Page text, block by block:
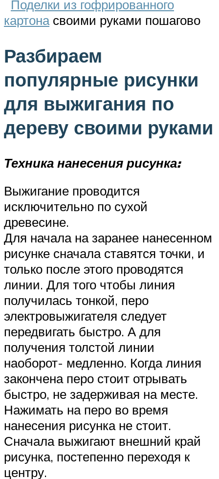
Поделки из гофрированного
картонасвоими руками пошагово
Разбираем
популярные рисунки
для выжигания по
дереву своими руками
Техника нанесения рисунка:
Выжигание проводится
исключительно по сухой
древесине.
Для начала на заранее нанесенном
рисунке сначала ставятся точки, и
только после этого проводятся
линии. Для того чтобы линия
получилась тонкой, перо
электровыжигателя следует
передвигать быстро. А для
получения толстой линии
наоборот- медленно. Когда линия
закончена перо стоит отрывать
быстро, не задерживая на месте.
Нажимать на перо во время
нанесения рисунка не стоит.
Сначала выжигают внешний край
рисунка, постепенно переходя к
центру.